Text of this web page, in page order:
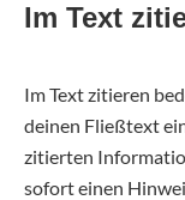
Im Text
Im Text zitieren
deinen Fließtext
zitierten
sofort einen